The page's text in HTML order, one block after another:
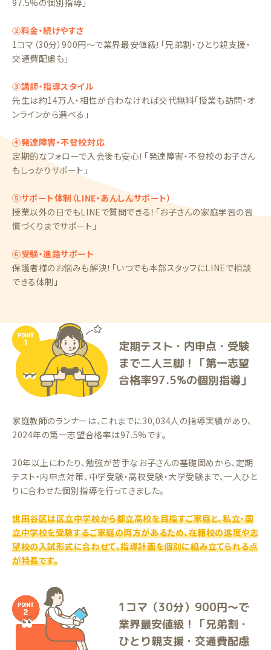
97.5%の個別指導」
②料金・続けやすさ
1コマ（30分）900円〜で業界最安値級！「兄弟割・ひとり親支援・
交通費配慮も」
③講師・指導スタイル
先生は約14万人・相性が合わなければ交代無料「授業も訪問・オ
ンラインから選べる」
④発達障害・不登校対応
定期的なフォローで入会後も安心！「発達障害・不登校のお子さん
もしっかりサポート」
⑤サポート体制（LINE・あんしんサポート）
授業以外の日でもLINEで質問できる！「お子さんの家庭学習の習
慣づくりまでサポート」
⑥受験・進路サポート
保護者様のお悩みも解決！「いつでも本部スタッフにLINEで相談
できる体制」
定期テスト・内申点・受験
まで二人三脚！「第一志望
合格率97.5%の個別指導」
家庭教師のランナーは、これまでに30,034人の指導実績があり、
2024年の第一志望合格率は97.5%です。
20年以上にわたり、勉強が苦手なお子さんの基礎固めから、定期
テスト・内申点対策、中学受験・高校受験・大学受験まで、一人ひと
りに合わせた個別指導を行ってきました。
世田谷区は区立中学校から都立高校を目指すご家庭と、私立・国
立中学校を受験するご家庭の両方があるため、在籍校の進度や志
望校の入試形式に合わせて、指導計画を個別に組み立てられる点
が特長です。
1コマ（30分）900円〜で
業界最安値級！「兄弟割・
ひとり親支援・交通費配慮